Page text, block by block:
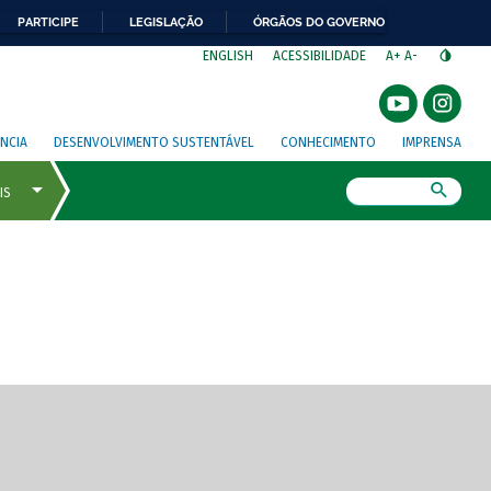
PARTICIPE LEGISLAÇÃO ÓRGÃOS DO GOVERNO
ENGLISH ACESSIBILIDADE A+ A-
DESENVOLVIMENTO SUSTENTÁVEL CONHECIMENTO IMPRENSA
de tela